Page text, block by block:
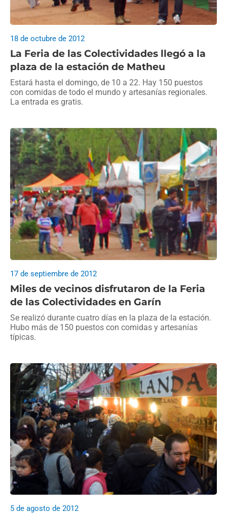
La Feria de las Colectividades llegó a la
plaza de la estación de Matheu
18 de octubre de 2012
Estará hasta el domingo, de 10 a 22. Hay 150 puestos
con comidas de todo el mundo y artesanías regionales.
La entrada es gratis.
Miles de vecinos disfrutaron de la Feria
de las Colectividades en Garín
17 de septiembre de 2012
Se realizó durante cuatro días en la plaza de la estación.
Hubo más de 150 puestos con comidas y artesanías
típicas.
5 de agosto de 2012